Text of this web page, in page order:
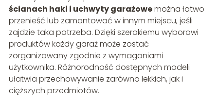
ścianach haki i uchwyty garażowemożna łatwo
przenieść lub zamontować w innym miejscu, jeśli
zajdzie taka potrzeba. Dzięki szerokiemu wyborowi
produktów każdy garaż może zostać
zorganizowany zgodnie z wymaganiami
użytkownika. Różnorodność dostępnych modeli
ułatwia przechowywanie zarówno lekkich, jak i
cięższych przedmiotów.